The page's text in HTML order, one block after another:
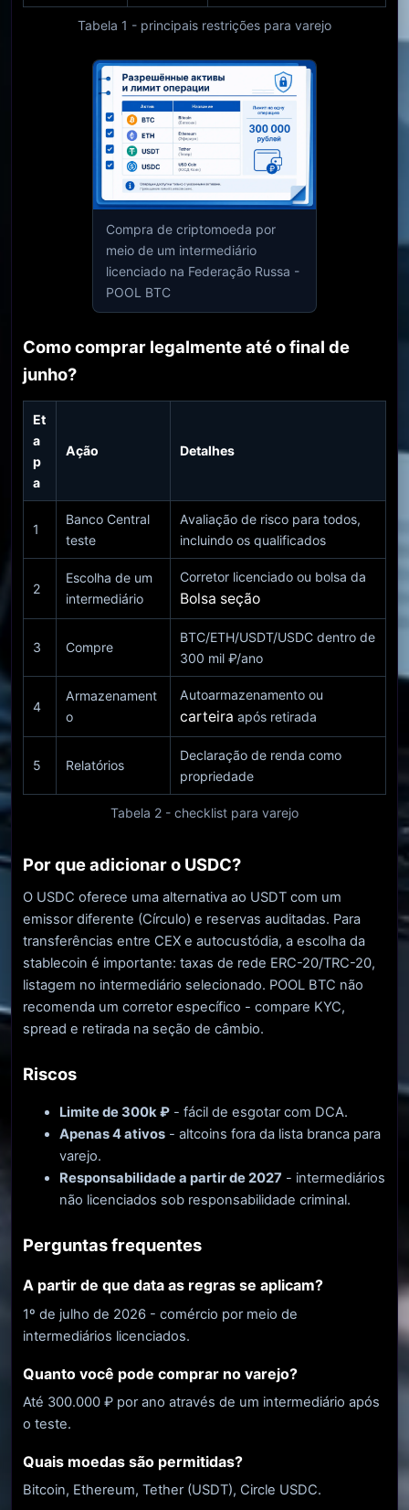
Tabela 1 - principais restrições para varejo
Compra de criptomoeda por
meio de um intermediário
licenciado na Federação Russa -
POOL BTC
Como comprar legalmente até o final de
junho?
Tabela 2 - checklist para varejo
Et
a
p
a
Ação Detalhes
1
Banco Central
teste
Avaliação de risco para todos,
incluindo os qualificados
2
Escolha de um
intermediário
Corretor licenciado ou bolsa da
Bolsa seção
3 Compre
BTC/ETH/USDT/USDC dentro de
300 mil ₽/ano
4
Armazenament
o
Autoarmazenamento ou
carteira após retirada
5 Relatórios
Declaração de renda como
propriedade
Por que adicionar o USDC?
O USDC oferece uma alternativa ao USDT com um
emissor diferente (Círculo) e reservas auditadas. Para
transferências entre CEX e autocustódia, a escolha da
stablecoin é importante: taxas de rede ERC-20/TRC-20,
listagem no intermediário selecionado. POOL BTC não
recomenda um corretor específico - compare KYC,
spread e retirada na seção de câmbio.
Riscos
Limite de 300k ₽ - fácil de esgotar com DCA.
Apenas 4 ativos - altcoins fora da lista branca para
varejo.
Responsabilidade a partir de 2027 - intermediários
não licenciados sob responsabilidade criminal.
Perguntas frequentes
A partir de que data as regras se aplicam?
1º de julho de 2026 - comércio por meio de
intermediários licenciados.
Quanto você pode comprar no varejo?
Até 300.000 ₽ por ano através de um intermediário após
o teste.
Quais moedas são permitidas?
Bitcoin, Ethereum, Tether (USDT), Circle USDC.